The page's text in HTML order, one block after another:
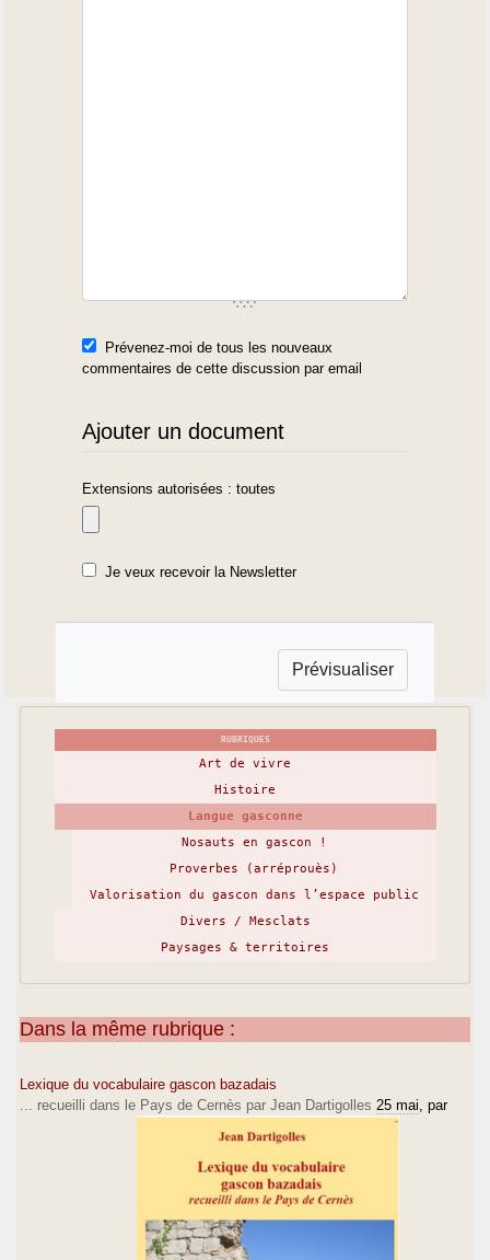
Prévenez-moi de tous les nouveaux
commentaires de cette discussion par email
Ajouter un document
Extensions autorisées : toutes
Je veux recevoir la Newsletter
RUBRIQUES
Art de vivre
Histoire
Langue gasconne
Nosauts en gascon !
Proverbes (arréprouès)
Valorisation du gascon dans l’espace public
Divers / Mesclats
Paysages & territoires
Dans la même rubrique :
Lexique du vocabulaire gascon bazadais
... recueilli dans le Pays de Cernès par Jean Dartigolles 25 mai , par